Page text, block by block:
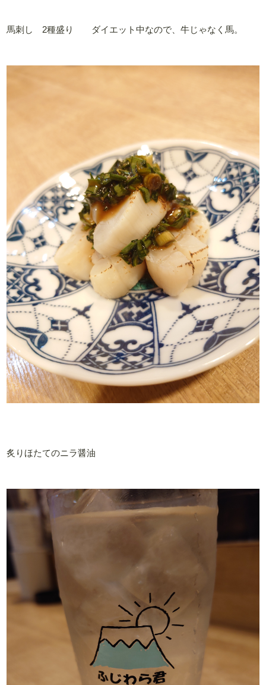
馬刺し 2種盛り ダイエット中なので、牛じゃなく馬。
炙りほたてのニラ醤油